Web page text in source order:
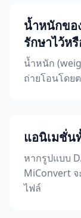
น้ำหนักขอ
รักษาไว้ห
น้ำหนัก
ถ่ายโอนโดย
แอนิเมชั่น
หากรูปแบบ
MiConvert
ไฟล์